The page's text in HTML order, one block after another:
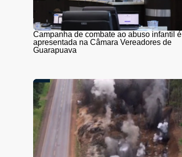
Campanha de combate ao abuso infantil é
apresentada na Câmara Vereadores de
Guarapuava